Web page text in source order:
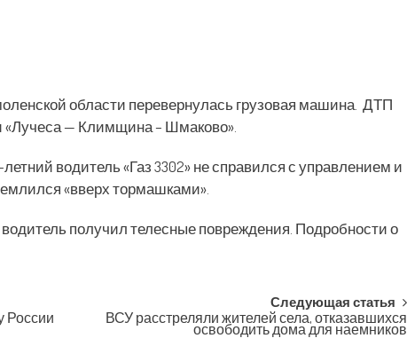
области перевернулась грузовая машина. ДТП
«Лучеса — Климщина – Шмаково».
водитель «Газ 3302» не справился с управлением и
«вверх тормашками».
получил телесные повреждения. Подробности о
России
Следующая статья
ВСУ расстреляли жителей села, отказавшихся
освободить дома для наемников